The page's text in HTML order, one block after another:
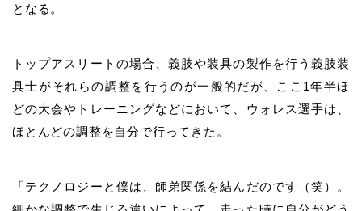
となる。
トップアスリートの場合、義肢や装具の製作を行う義肢装
具士がそれらの調整を行うのが一般的だが、ここ1年半ほ
どの大会やトレーニングなどにおいて、 ウォレス選手は、
ほとんどの調整を自分で行ってきた。
「テクノロジーと僕は、師弟関係を結んだのです（笑）。